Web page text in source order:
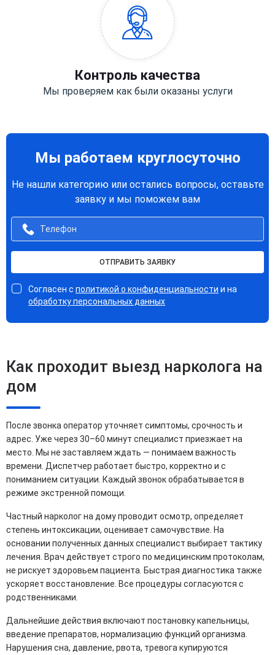
Контроль качества
Мы проверяем как были оказаны услуги
Мы работаем круглосуточно
Не нашли категорию или остались вопросы, оставьте
заявку и мы поможем вам
ОТПРАВИТЬ ЗАЯВКУ
Согласен с политикой о конфиденциальности и на
обработку персональных данных
Как проходит выезд нарколога на
дом
После звонка оператор уточняет симптомы, срочность и
адрес. Уже через 30–60 минут специалист приезжает на
место. Мы не заставляем ждать — понимаем важность
времени. Диспетчер работает быстро, корректно и с
пониманием ситуации. Каждый звонок обрабатывается в
режиме экстренной помощи.
Частный нарколог на дому проводит осмотр, определяет
степень интоксикации, оценивает самочувствие. На
основании полученных данных специалист выбирает тактику
лечения. Врач действует строго по медицинским протоколам,
не рискует здоровьем пациента. Быстрая диагностика также
ускоряет восстановление. Все процедуры согласуются с
родственниками.
Дальнейшие действия включают постановку капельницы,
введение препаратов, нормализацию функций организма.
Нарушения сна, давление, рвота, тревога купируются